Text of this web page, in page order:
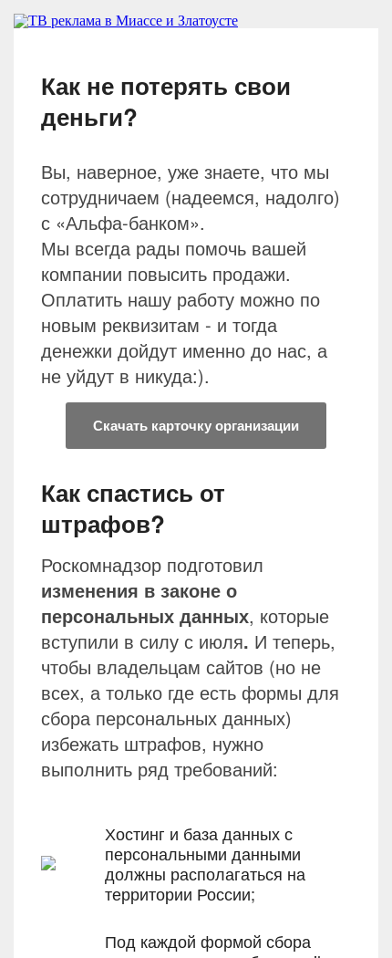
Как не потерять свои
деньги?
Вы, наверное, уже знаете, что мы
сотрудничаем (надеемся, надолго)
с «Альфа-банком».
Мы всегда рады помочь вашей
компании повысить продажи.
Оплатить нашу работу можно по
новым реквизитам - и тогда
денежки дойдут именно до нас, а
не уйдут в никуда:).
Скачать карточку организации
Как спастись от
штрафов?
Роскомнадзор подготовил
изменения в законе о
персональных данных, которые
вступили в силу с июля. И теперь,
чтобы владельцам сайтов (но не
всех, а только где есть формы для
сбора персональных данных)
избежать штрафов, нужно
выполнить ряд требований:
Хостинг и база данных с
персональными данными
должны располагаться на
территории России;
Под каждой формой сбора